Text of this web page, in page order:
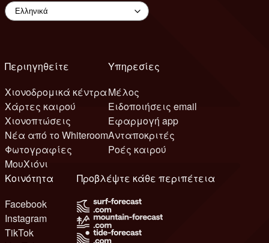
Περιηγηθείτε
Χιονοδρομικά κέντρα
Χάρτες καιρού
Χιονοπτώσεις
Νέα από το Whiteroom
Φωτογραφίες
ΜουΧιόνι
Υπηρεσίες
Μέλος
Ειδοποιήσεις email
Εφαρμογή app
Ανταποκριτές
Ροές καιρού
Κοινότητα
Facebook
Instagram
TikTok
Προβλέψτε κάθε περιπέτεια